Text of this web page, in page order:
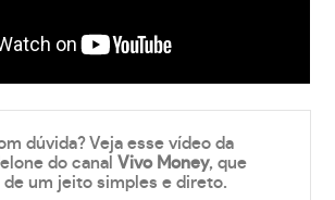
dúvida? Veja esse vídeo da
do canalVivo Money, que
de um jeito simples e direto.